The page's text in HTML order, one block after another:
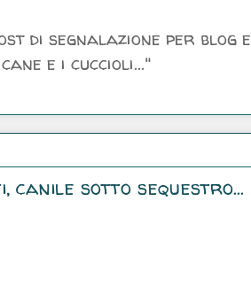
di segnalazione per blog e
e i cuccioli..."
canile sotto sequestro...